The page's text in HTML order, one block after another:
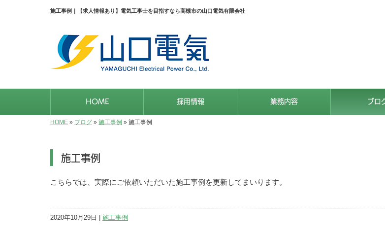
施工事例｜【求人情報あり】電気工事士を目指すなら高槻市の山口電気有限会社
HOME 採用情報 業務内容 ブロ
HOME » ブログ » 施工事例 » 施工事例
施工事例
こちらでは、実際にご依頼いただいた施工事例を更新してまいります。
2020年10月29日 | 施工事例